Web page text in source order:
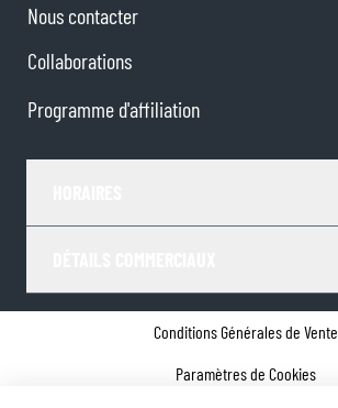
Nous contacter
Collaborations
Programme d'affiliation
Conditions Générales de Vente
Paramètres de Cookies